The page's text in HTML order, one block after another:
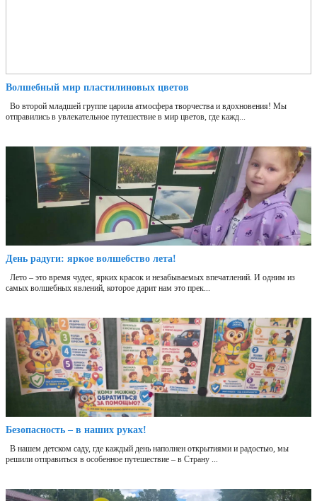
Волшебный мир пластилиновых цветов
Во второй младшей группе царила атмосфера творчества и вдохновения! Мы
отправились в увлекательное путешествие в мир цветов, где кажд...
День радуги: яркое волшебство лета!
Лето – это время чудес, ярких красок и незабываемых впечатлений. И одним из
самых волшебных явлений, которое дарит нам это прек...
Безопасность – в наших руках!
В нашем детском саду, где каждый день наполнен открытиями и радостью, мы
решили отправиться в особенное путешествие – в Страну ...